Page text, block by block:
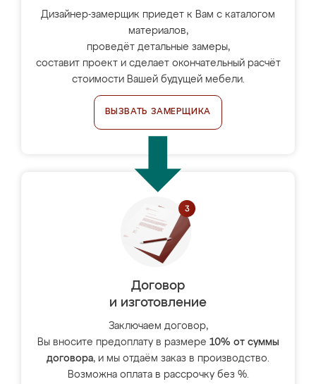
Дизайнер-замерщик приедет к Вам с каталогом
материалов,
проведёт детальные замеры,
составит проект и сделает окончательный расчёт
стоимости Вашей будущей мебели.
ВЫЗВАТЬ ЗАМЕРЩИКА
Договор
и изготовление
Заключаем договор,
Вы вносите предоплату в размере 10% от суммы
договора, и мы отдаём заказ в производство.
Возможна оплата в рассрочку без %.